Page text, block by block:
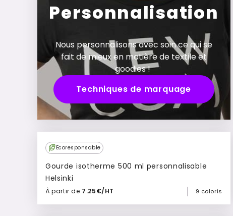
Personnalisation
Nous personnalisons avec soin ce qui se
fait de mieux en matière de textile et
goodies !
Techniques de marquage
TopEcoresponsable
Gourde isotherme 500 ml personnalisable
Helsinki
À partir de 7.25€/HT 9 coloris
Ajouter à mon devis